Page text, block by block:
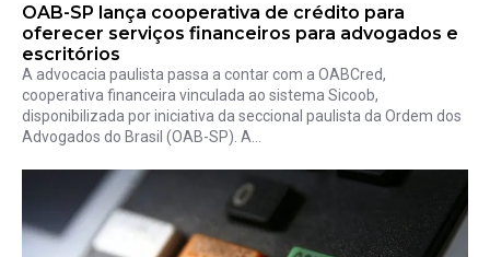
OAB-SP lança cooperativa de crédito para
oferecer serviços financeiros para advogados e
escritórios
A advocacia paulista passa a contar com a OABCred,
cooperativa financeira vinculada ao sistema Sicoob,
disponibilizada por iniciativa da seccional paulista da Ordem dos
Advogados do Brasil (OAB-SP). A...